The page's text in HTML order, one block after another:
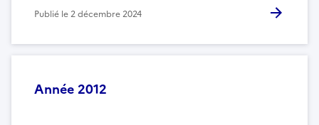
Publié le2 décembre 2024
Année 2012